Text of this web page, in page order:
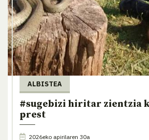
ALBISTEA
#sugebizi hiritar zientzia
prest
2026eko apirilaren 30a